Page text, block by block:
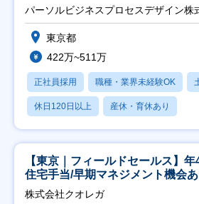
パーソルビジネスプロセスデザイン株
東京都
422万~511万
正社員採用 職種・業界未経験OK
休日120日以上 産休・育休あり
【東京｜フィールドセールス】
住宅手当/早期マネジメント機会あ
株式会社クオレガ